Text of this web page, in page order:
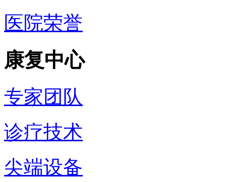
医院荣誉
康复中心
专家团队
诊疗技术
尖端设备